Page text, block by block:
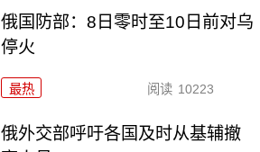
俄国防部：8日零时至10日前对乌
停火
最热 阅读 10223
俄外交部呼吁各国及时从基辅撤